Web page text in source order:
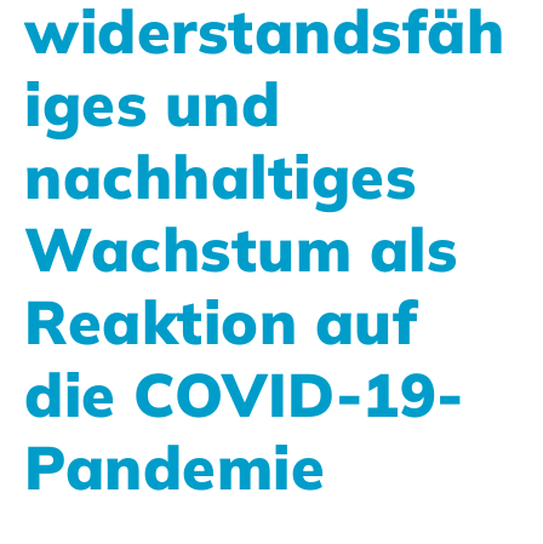
widerstandsfäh
iges und
nachhaltiges
Wachstum als
Reaktion auf
die COVID-19-
Pandemie